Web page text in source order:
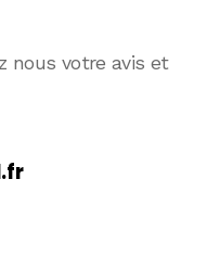
nous votre avis et